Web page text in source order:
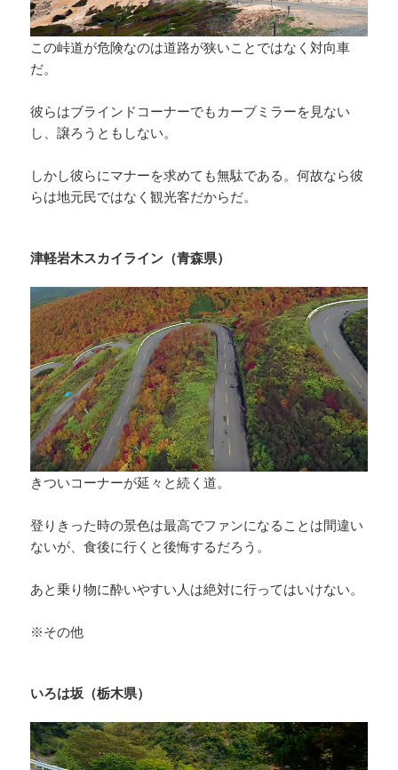
この峠道が危険なのは道路が狭いことではなく対向車
だ。
彼らはブラインドコーナーでもカーブミラーを見ない
し、譲ろうともしない。
しかし彼らにマナーを求めても無駄である。何故なら彼
らは地元民ではなく観光客だからだ。
津軽岩木スカイライン（青森県）
きついコーナーが延々と続く道。
登りきった時の景色は最高でファンになることは間違い
ないが、食後に行くと後悔するだろう。
あと乗り物に酔いやすい人は絶対に行ってはいけない。
※その他
いろは坂（栃木県）